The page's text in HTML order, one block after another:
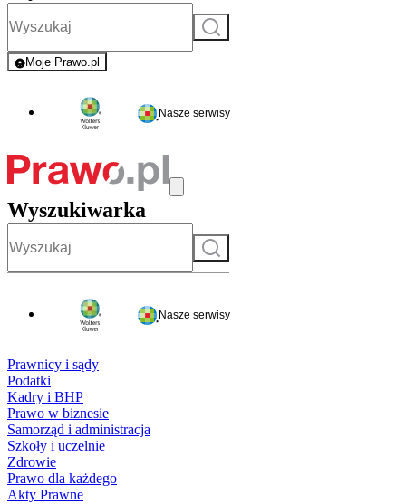
Szukaj
Moje Prawo.pl
- rejestracja i logowanie do serwisu
Nasze serwisy
Wyszukiwarka
Szukaj
Nasze serwisy
Prawnicy i sądy
Podatki
Kadry i BHP
Prawo w biznesie
Samorząd i administracja
Szkoły i uczelnie
Zdrowie
Prawo dla każdego
Akty Prawne